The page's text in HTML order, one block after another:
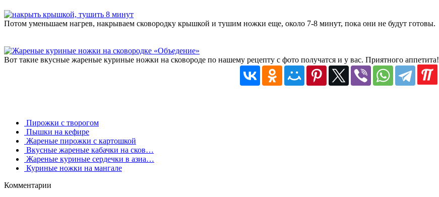
Потом уменьшаем нагрев, накрываем сковородку крышкой и тушим ножки еще, около 7-8 минут, пока они не будут готовы.
Вот такие вкусные жареные куриные ножки на сковороде по нашему рецепту с фото получатся и у вас. Приятного аппетита!
Пирожки с творогом
Пышки на кефире
Жареные пирожки с картошкой
Вкусные жареные кабачки на сков…
Жареные куриные сердечки в азиа…
Куриные ножки на мангале
Комментарии